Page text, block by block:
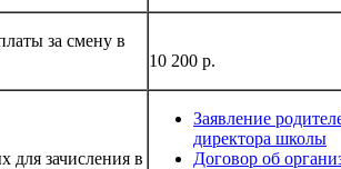
за смену в
10 200 р.
для зачисления в
Заявление
директора школы
Договор об